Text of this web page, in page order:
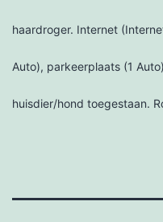
haardroger. Internet
Auto), parkeerplaats (1
huisdier/hond toegestaan.